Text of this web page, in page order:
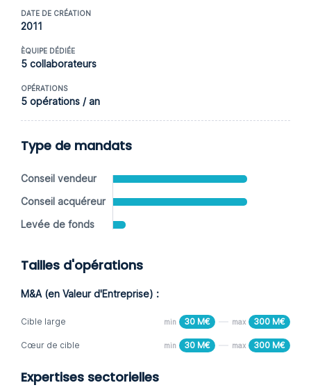
DATE DE CRÉATION
2011
ÈQUIPE DÉDIÉE
5 collaborateurs
OPÉRATIONS
5 opérations / an
Type de mandats
Conseil vendeur
Conseil acquéreur
Levée de fonds
Tailles d'opérations
M&A (en Valeur d'Entreprise) :
Cible large min 30 M€ max 300 M€
Cœur de cible min 30 M€ max 300 M€
Expertises sectorielles